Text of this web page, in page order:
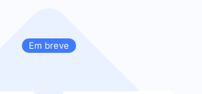
Em breve